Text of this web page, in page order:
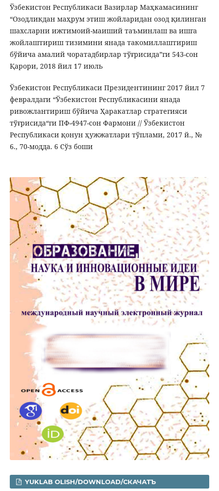
Ўзбекистон Республикаси Вазирлар Маҳкамасининг
“Озодликдан маҳрум этиш жойларидан озод қилинган
шахсларни ижтимоий-маиший таъминлаш ва ишга
жойлаштириш тизимини янада такомиллаштириш
бўйича амалий чоратадбирлар тўғрисида”ги 543-сон
Қарори, 2018 йил 17 июль
Ўзбекистон Республикаси Президентининг 2017 йил 7
февралдаги “Ўзбекистон Республикасини янада
ривожлантириш бўйича Ҳаракатлар стратегияси
тўғрисида“ги ПФ-4947-сон Фармони // Ўзбекистон
Республикаси қонун ҳужжатлари тўплами, 2017 й., №
6., 70-модда. 6 Сўз боши
YUKLAB OLISH/DOWNLOAD/СКАЧАТЪ